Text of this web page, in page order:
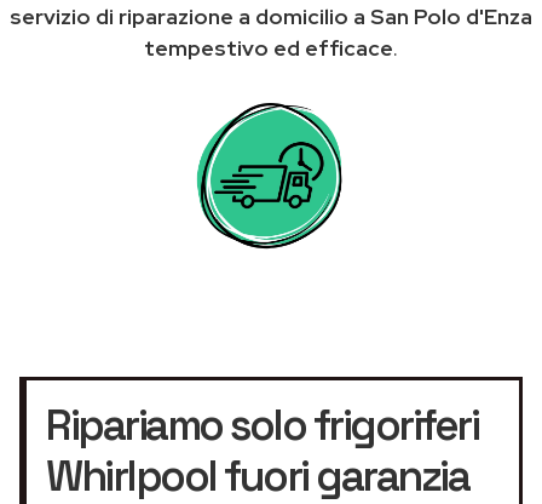
servizio di riparazione a domicilio a San Polo d'Enza
tempestivo ed efficace.
Ripariamo solo frigoriferi
Whirlpool fuori garanzia